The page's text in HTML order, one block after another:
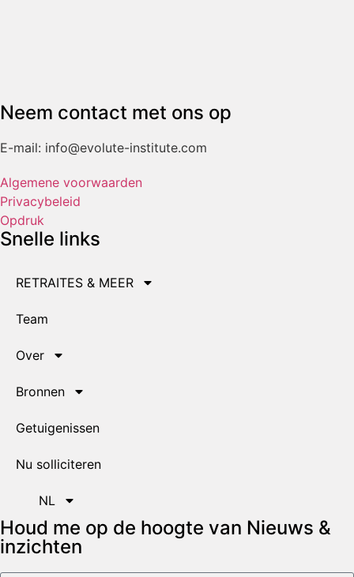
Neem contact met ons op
E-mail: info@evolute-institute.com
Algemene voorwaarden
Privacybeleid
Opdruk
Snelle links
RETRAITES & MEER
Team
Over
Bronnen
Getuigenissen
Nu solliciteren
NL
Houd me op de hoogte van Nieuws &
inzichten